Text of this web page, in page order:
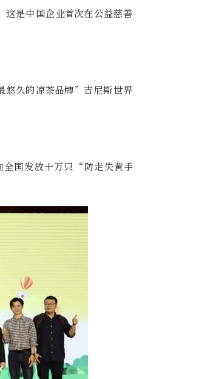
是中国企业首次在公益慈善
悠久的凉茶品牌”吉尼斯世界
全国发放十万只“防走失黄手